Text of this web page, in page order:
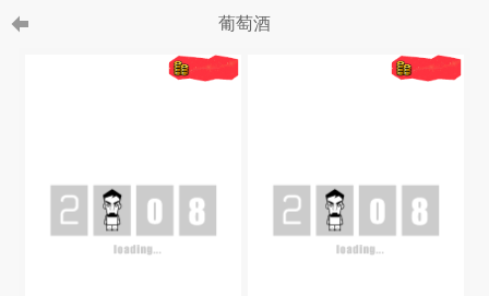
葡萄酒